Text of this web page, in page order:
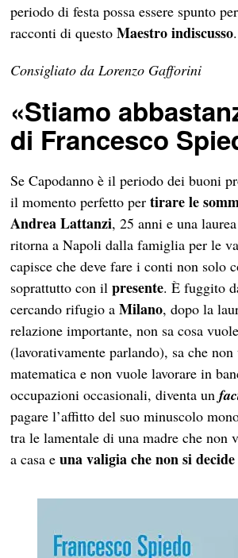
periodo di festa possa essere spunto
racconti di questoMaestro indiscusso.
Consigliato da Lorenzo Gafforini
«Stiamo
di Francesco
Se Capodanno è il periodo dei buoni
il momento perfetto pertirare le
Andrea Lattanzi, 25 anni e una
ritorna a Napoli dalla famiglia per le
capisce che deve fare i conti non solo
soprattutto con ilpresente. È fuggito
cercando rifugio aMilano, dopo la
relazione importante, non sa cosa
(lavorativamente parlando), sa che
matematica e non vuole lavorare in
occupazioni occasionali, diventa un
pagare l’affitto del suo minuscolo
tra le lamentale di una madre che non
a casa euna valigia che non si